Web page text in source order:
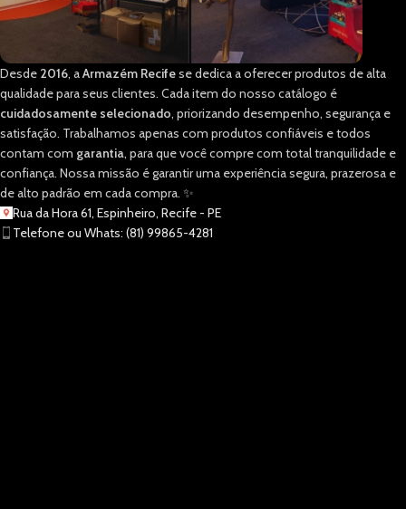
Desde 2016, aArmazém Recifese dedica a oferecer produtos de alta
qualidade para seus clientes. Cada item do nosso catálogo é
cuidadosamente selecionado, priorizando desempenho, segurança e
satisfação. Trabalhamos apenas com produtos confiáveis e todos
contam com garantia, para que você compre com total tranquilidade e
confiança. Nossa missão é garantir uma experiência segura, prazerosa e
de alto padrão em cada compra. ✨
Rua da Hora 61, Espinheiro, Recife - PE
Telefone ou Whats: (81) 99865-4281